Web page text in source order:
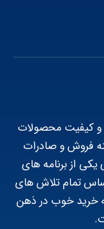
و کیفیت محصولات
فروش و صادرات
از برنامه های
تمام تلاش های
خرید خوب در ذهن